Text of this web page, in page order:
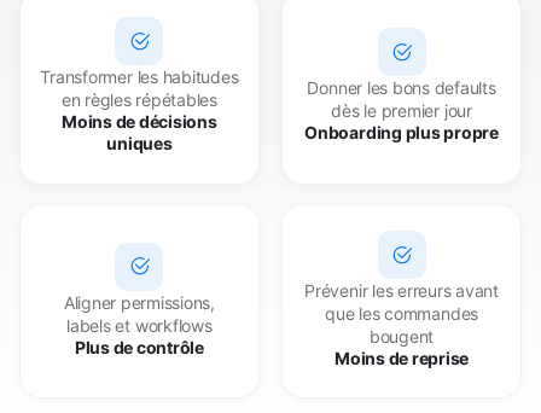
Transformer les habitudes
en règles répétables
Moins de décisions
uniques
Donner les bons defaults
dès le premier jour
Onboarding plus propre
Aligner permissions,
labels et workflows
Plus de contrôle
Prévenir les erreurs avant
que les commandes
bougent
Moins de reprise